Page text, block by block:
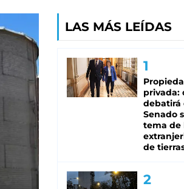
LAS MÁS LEÍDAS
privada:
debatirá
Senado
tema de
de